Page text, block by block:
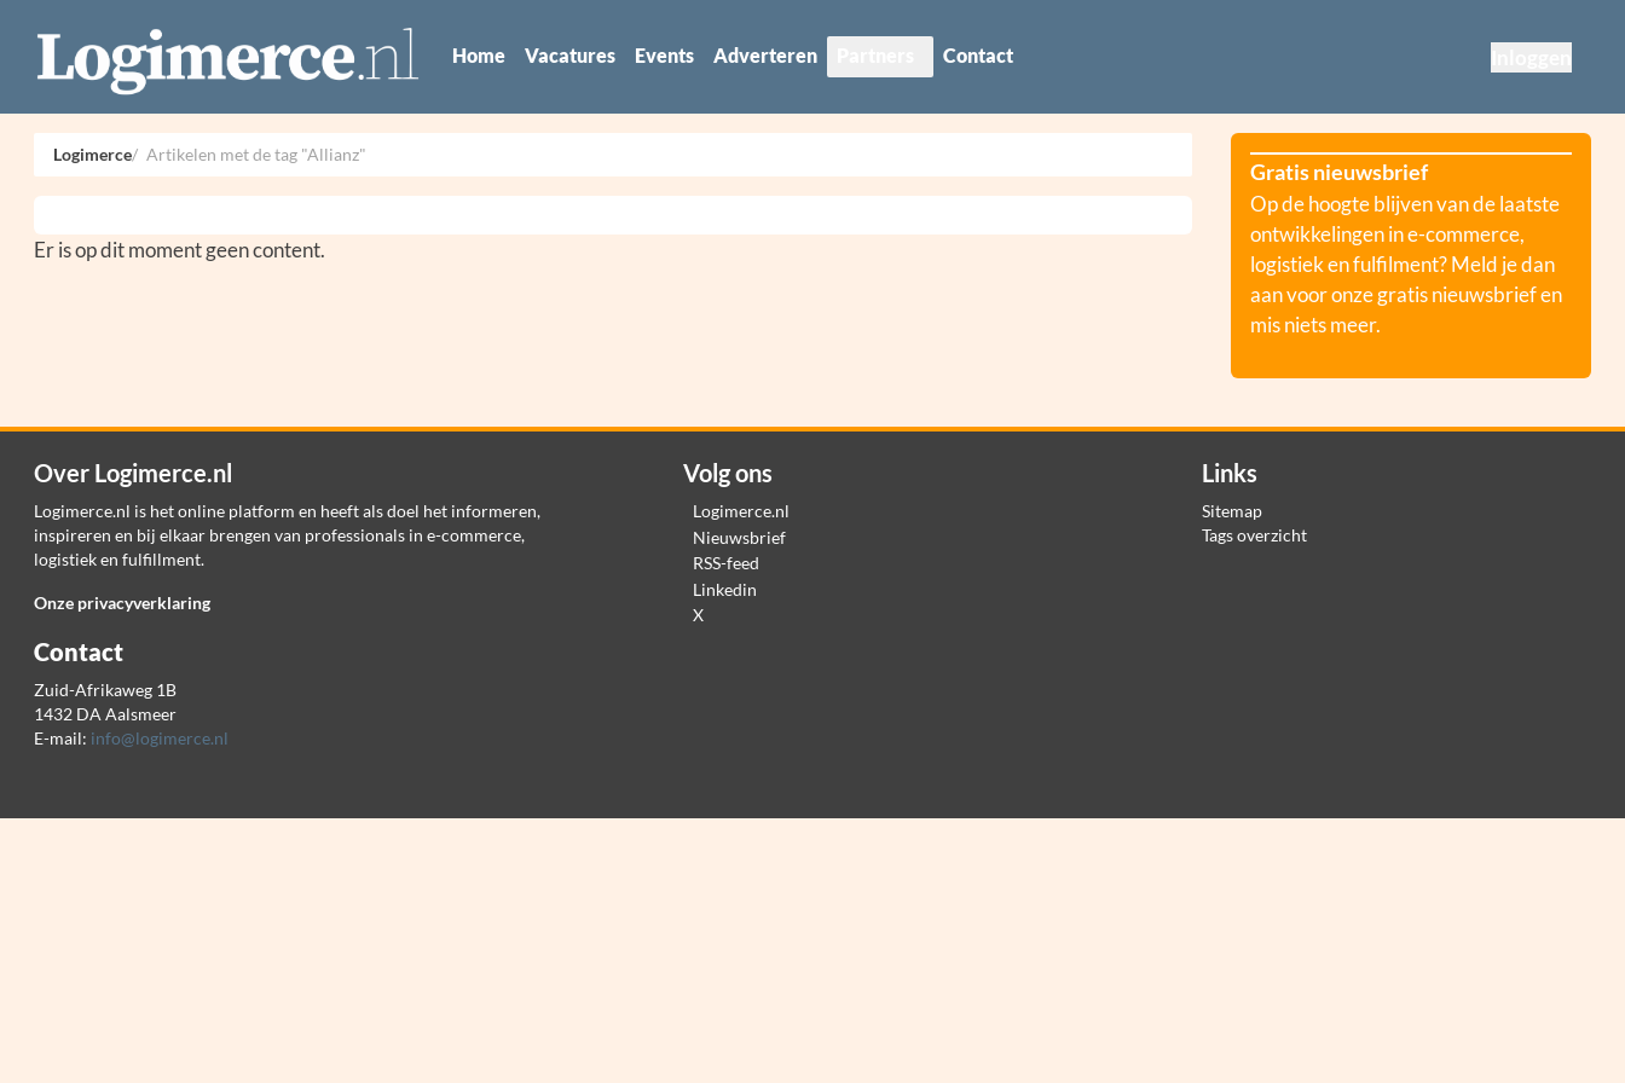
Home Vacatures Events Adverteren Contact
Logimerce Artikelen met de tag "Allianz"
Er is op dit moment geen content.
Gratis nieuwsbrief
Op de hoogte blijven van de laatste
ontwikkelingen in e-commerce,
logistiek en fulfilment? Meld je dan
aan voor onze gratis nieuwsbrief en
mis niets meer.
Over Logimerce.nl
Logimerce.nl is het online platform en heeft als doel het informeren,
inspireren en bij elkaar brengen van professionals in e-commerce,
logistiek en fulfillment.
Onze privacyverklaring
Contact
Zuid-Afrikaweg 1B
1432 DA Aalsmeer
E-mail: info@logimerce.nl
Volg ons
Logimerce.nl
Nieuwsbrief
RSS-feed
Linkedin
X
Links
Sitemap
Tags overzicht